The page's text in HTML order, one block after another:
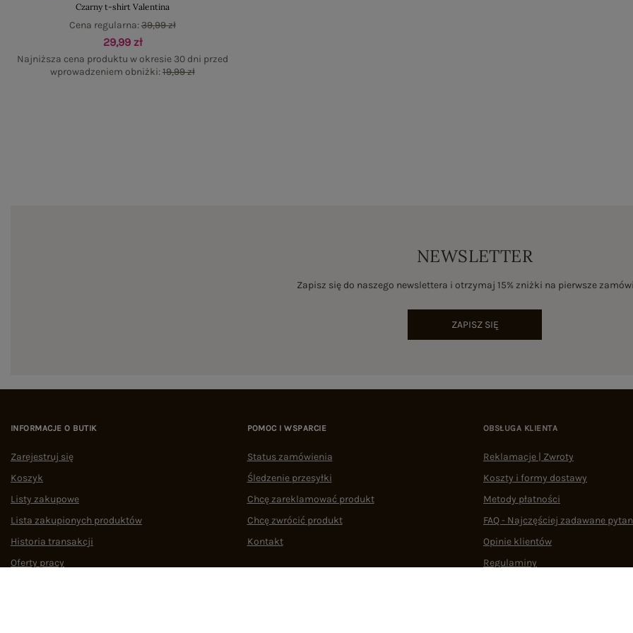
Czarny t-shirt Valentina
29,99 zł
Najniższa cena produktu w okresie 30 dni przed
wprowadzeniem obniżki:19,99 zł
Cena regularna:39,99 zł
NEWSLETTER
Zapisz się do naszego newslettera i otrzymaj 15% zniżki na pierwsze
ZAPISZ SIĘ
INFORMACJE O BUTIK
Zarejestruj się
Koszyk
Listy zakupowe
Lista zakupionych produktów
Historia transakcji
Oferty pracy
POMOC I WSPARCIE
Status zamówienia
Śledzenie przesyłki
Chcę zareklamować produkt
Chcę zwrócić produkt
Kontakt
OBSŁUGA KLIENTA
Reklamacje | Zwroty
Koszty i formy dostawy
Metody płatności
FAQ - Najczęściej zadawane
Opinie klientów
Regulaminy